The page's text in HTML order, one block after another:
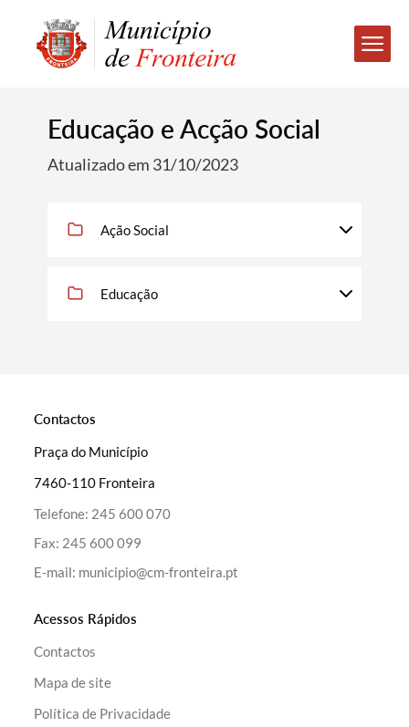
Educação e Acção Social
Atualizado em 31/10/2023
Ação Social
Educação
Contactos
Praça do Município
7460-110 Fronteira
Telefone: 245 600 070
Fax: 245 600 099
E-mail: municipio@cm-fronteira.pt
Acessos Rápidos
Contactos
Mapa de site
Política de Privacidade